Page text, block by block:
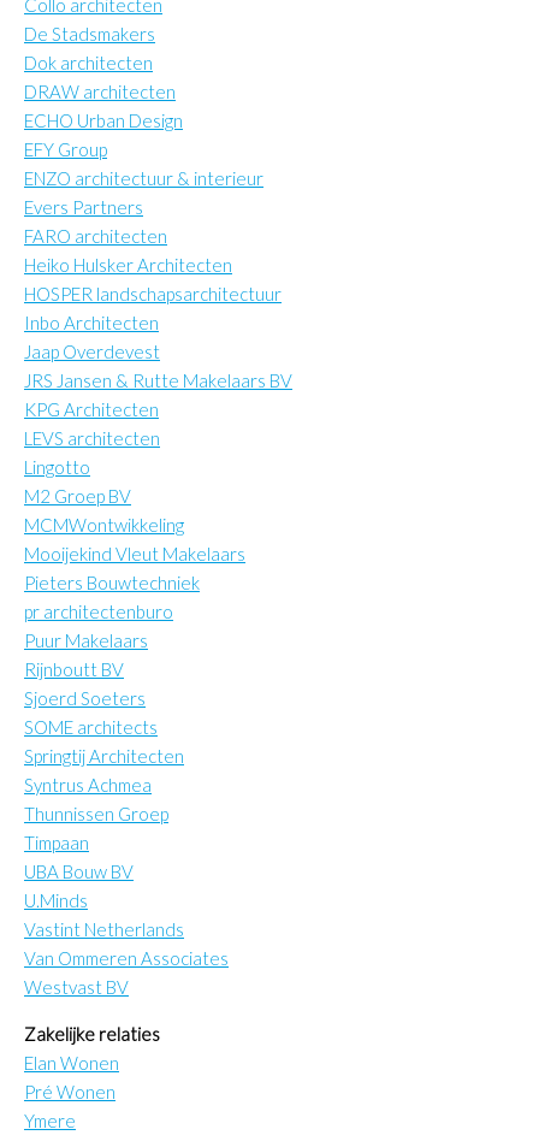
De Stadsmakers
Dok architecten
DRAW architecten
ECHO Urban Design
EFY Group
ENZO architectuur & interieur
Evers Partners
FARO architecten
Heiko Hulsker Architecten
HOSPER landschapsarchitectuur
Inbo Architecten
Jaap Overdevest
JRS Jansen & Rutte Makelaars BV
KPG Architecten
LEVS architecten
Lingotto
M2 Groep BV
MCMWontwikkeling
Mooijekind Vleut Makelaars
Pieters Bouwtechniek
pr architectenburo
Puur Makelaars
Rijnboutt BV
Sjoerd Soeters
SOME architects
Springtij Architecten
Syntrus Achmea
Thunnissen Groep
Timpaan
UBA Bouw BV
U.Minds
Vastint Netherlands
Van Ommeren Associates
Westvast BV
Zakelijke relaties
Elan Wonen
Pré Wonen
Ymere